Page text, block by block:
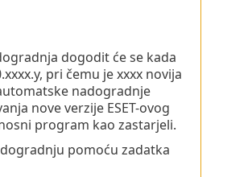
dogodit će se kada
pri čemu je xxxx novija
nadogradnje
nove verzije ESET-ovog
program kao zastarjeli.
pomoću zadatka